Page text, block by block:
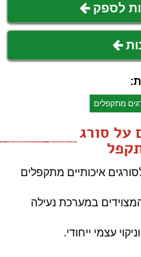
לספק
מתקפלים
על סורג
איכותיים מתקפלים
במערכת נעילה
עצמי ייחודי.